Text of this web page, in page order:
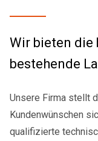
Wir bieten die
bestehende
Unsere Firma stellt
Kundenwünschen
qualifizierte